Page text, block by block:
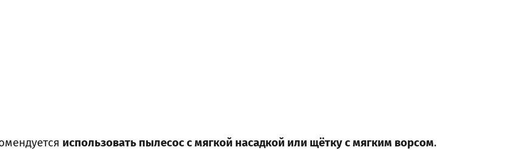
использовать пылесос с мягкой насадкой или щётку с мягким ворсом.